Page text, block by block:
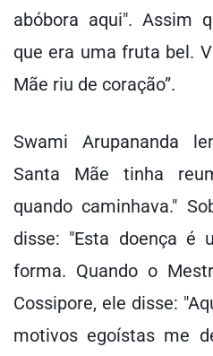
abóbora aqui". Assim
que era uma fruta bel.
Mãe riu de coração”.
Swami Arupananda
Santa Mãe tinha
quando caminhava."
disse: "Esta doença é
forma. Quando o
Cossipore, ele disse:
motivos egoístas me